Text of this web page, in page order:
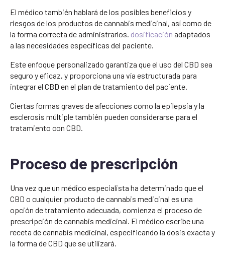
El médico también hablará de los posibles beneficios y
riesgos de los productos de cannabis medicinal, así como de
la forma correcta de administrarlos. dosificación adaptados
a las necesidades específicas del paciente.
Este enfoque personalizado garantiza que el uso del CBD sea
seguro y eficaz, y proporciona una vía estructurada para
integrar el CBD en el plan de tratamiento del paciente.
Ciertas formas graves de afecciones como la epilepsia y la
esclerosis múltiple también pueden considerarse para el
tratamiento con CBD.
Proceso de prescripción
Una vez que un médico especialista ha determinado que el
CBD o cualquier producto de cannabis medicinal es una
opción de tratamiento adecuada, comienza el proceso de
prescripción de cannabis medicinal. El médico escribe una
receta de cannabis medicinal, especificando la dosis exacta y
la forma de CBD que se utilizará.